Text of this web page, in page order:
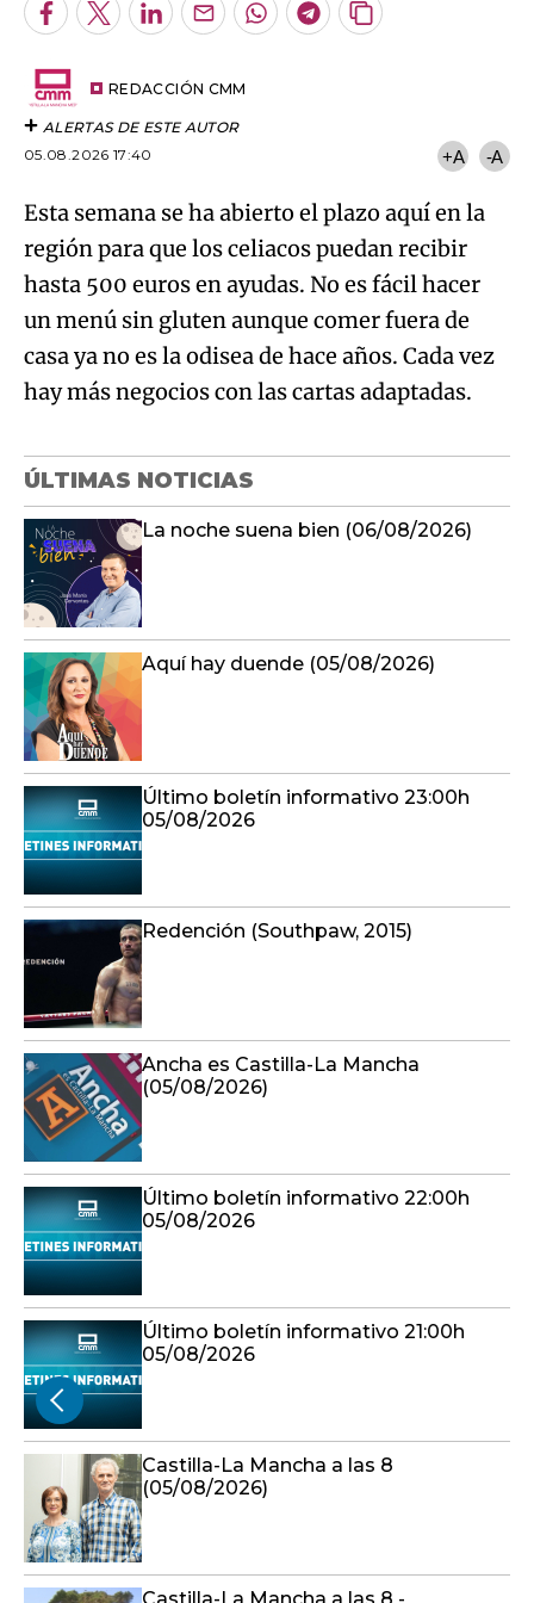
Facebook
TwitterLinkedInEnviarWhatsapp
Telegram
Copiar
REDACCIÓN CMM
ALERTAS DE ESTE AUTOR
05.08.2026 17:40
+A -A
Esta semana se ha abierto el plazo aquí en la
región para que los celiacos puedan recibir
hasta 500 euros en ayudas. No es fácil hacer
un menú sin gluten aunque comer fuera de
casa ya no es la odisea de hace años. Cada vez
hay más negocios con las cartas adaptadas.
ÚLTIMAS NOTICIAS
La noche suena bien (06/08/2026)
Aquí hay duende (05/08/2026)
Último boletín informativo 23:00h
05/08/2026
Redención (Southpaw, 2015)
Ancha es Castilla-La Mancha
(05/08/2026)
Último boletín informativo 22:00h
05/08/2026
Último boletín informativo 21:00h
05/08/2026
Castilla-La Mancha a las 8
(05/08/2026)